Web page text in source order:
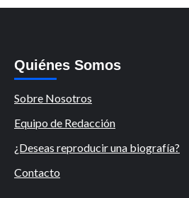
Quiénes Somos
Sobre Nosotros
Equipo de Redacción
¿Deseas reproducir una biografía?
Contacto